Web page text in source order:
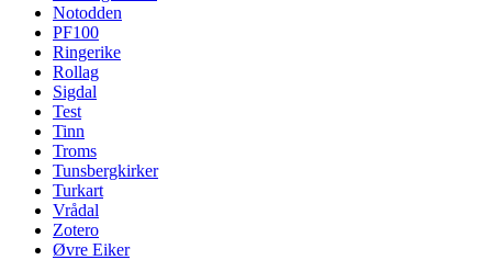
Notodden
PF100
Ringerike
Rollag
Sigdal
Test
Tinn
Troms
Tunsbergkirker
Turkart
Vrådal
Zotero
Øvre Eiker